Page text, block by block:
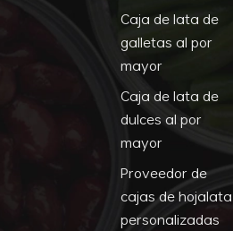
Caja de lata de
galletas al por
mayor
Caja de lata de
dulces al por
mayor
Proveedor de
cajas de hojalata
personalizadas